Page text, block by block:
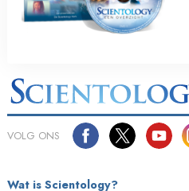
VOLG ONS
Wat is Scientology?